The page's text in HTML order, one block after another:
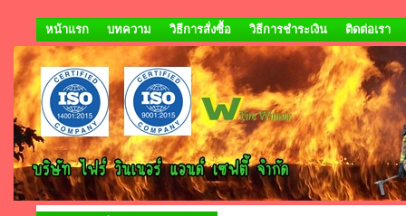
หน้าแรก บทความ วิธีการสั่งซื้อ วิธีการชำระเงิน ติดต่อเรา